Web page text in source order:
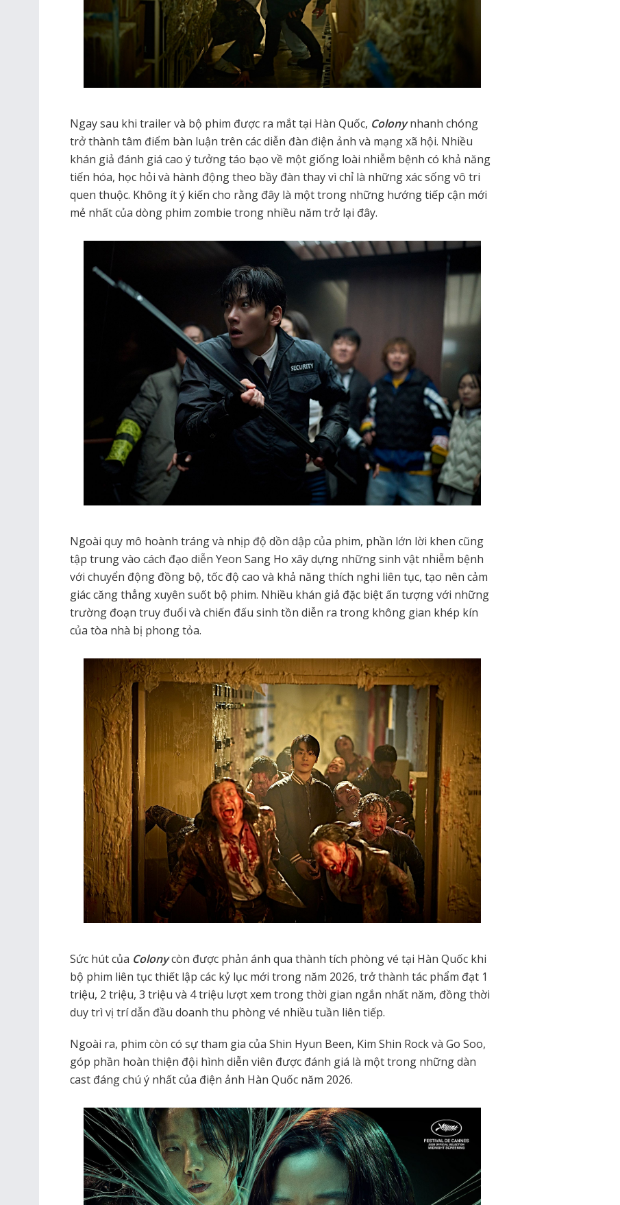
Ngay sau khi trailer và bộ phim được ra mắt tại Hàn Quốc, Colonynhanh chóng
trở thành tâm điểm bàn luận trên các diễn đàn điện ảnh và mạng xã hội. Nhiều
khán giả đánh giá cao ý tưởng táo bạo về một giống loài nhiễm bệnh có khả năng
tiến hóa, học hỏi và hành động theo bầy đàn thay vì chỉ là những xác sống vô tri
quen thuộc. Không ít ý kiến cho rằng đây là một trong những hướng tiếp cận mới
mẻ nhất của dòng phim zombie trong nhiều năm trở lại đây.
Ngoài quy mô hoành tráng và nhịp độ dồn dập của phim, phần lớn lời khen cũng
tập trung vào cách đạo diễn Yeon Sang Ho xây dựng những sinh vật nhiễm bệnh
với chuyển động đồng bộ, tốc độ cao và khả năng thích nghi liên tục, tạo nên cảm
giác căng thẳng xuyên suốt bộ phim. Nhiều khán giả đặc biệt ấn tượng với những
trường đoạn truy đuổi và chiến đấu sinh tồn diễn ra trong không gian khép kín
của tòa nhà bị phong tỏa.
Sức hút của Colonycòn được phản ánh qua thành tích phòng vé tại Hàn Quốc khi
bộ phim liên tục thiết lập các kỷ lục mới trong năm 2026, trở thành tác phẩm đạt 1
triệu, 2 triệu, 3 triệu và 4 triệu lượt xem trong thời gian ngắn nhất năm, đồng thời
duy trì vị trí dẫn đầu doanh thu phòng vé nhiều tuần liên tiếp.
Ngoài ra, phim còn có sự tham gia của Shin Hyun Been, Kim Shin Rock và Go Soo,
góp phần hoàn thiện đội hình diễn viên được đánh giá là một trong những dàn
cast đáng chú ý nhất của điện ảnh Hàn Quốc năm 2026.